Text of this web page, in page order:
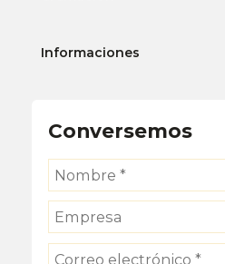
Informaciones
Conversemos